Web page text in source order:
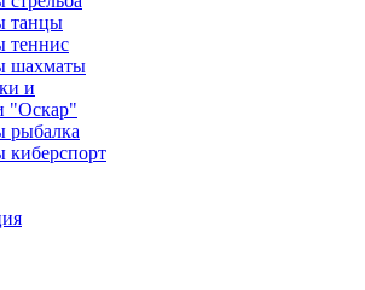
танцы
теннис
шахматы
и
"Оскар"
рыбалка
киберспорт